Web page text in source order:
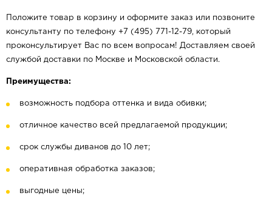
Положите товар в корзину и оформите заказ или позвоните
консультанту по телефону +7 (495) 771-12-79, который
проконсультирует Вас по всем вопросам! Доставляем своей
службой доставки по Москве и Московской области.
Преимущества:
возможность подбора оттенка и вида обивки;
отличное качество всей предлагаемой продукции;
срок службы диванов до 10 лет;
оперативная обработка заказов;
выгодные цены;